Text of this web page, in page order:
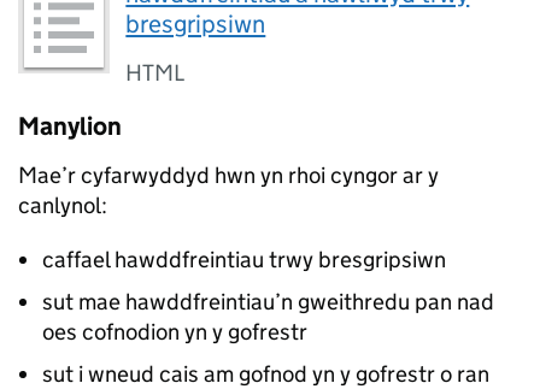
bresgripsiwn
HTML
Manylion
Mae’r cyfarwyddyd hwn yn rhoi cyngor ar y
canlynol:
caffael hawddfreintiau trwy bresgripsiwn
sut mae hawddfreintiau’n gweithredu pan nad
oes cofnodion yn y gofrestr
sut i wneud cais am gofnod yn y gofrestr o ran